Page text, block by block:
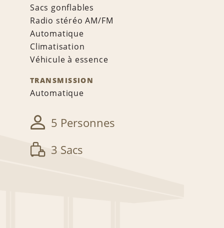
Sacs gonflables
Radio stéréo AM/FM
Automatique
Climatisation
Véhicule à essence
TRANSMISSION
Automatique
5 Personnes
3 Sacs